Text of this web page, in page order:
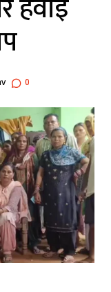
0